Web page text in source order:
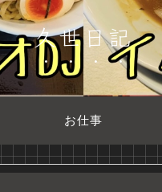
久世日記
お仕事